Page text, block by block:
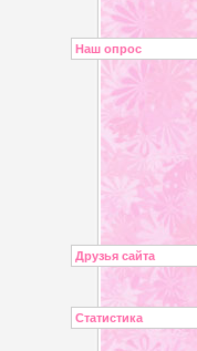
Наш опрос
Друзья сайта
Статистика